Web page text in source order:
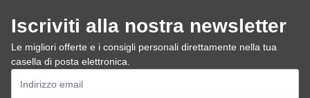
Iscriviti alla nostra newsletter
Le migliori offerte e i consigli personali direttamente nella tua
casella di posta elettronica.